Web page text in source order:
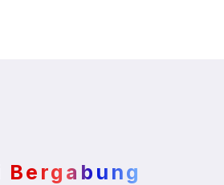
Bergabung